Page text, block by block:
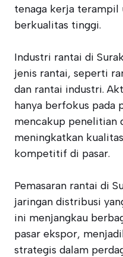
tenaga kerja terampil
berkualitas tinggi.
Industri rantai di
jenis rantai, seperti
dan rantai industri.
hanya berfokus pada
mencakup penelitian
meningkatkan
kompetitif di pasar.
Pemasaran rantai di
jaringan distribusi
ini menjangkau
pasar ekspor,
strategis dalam